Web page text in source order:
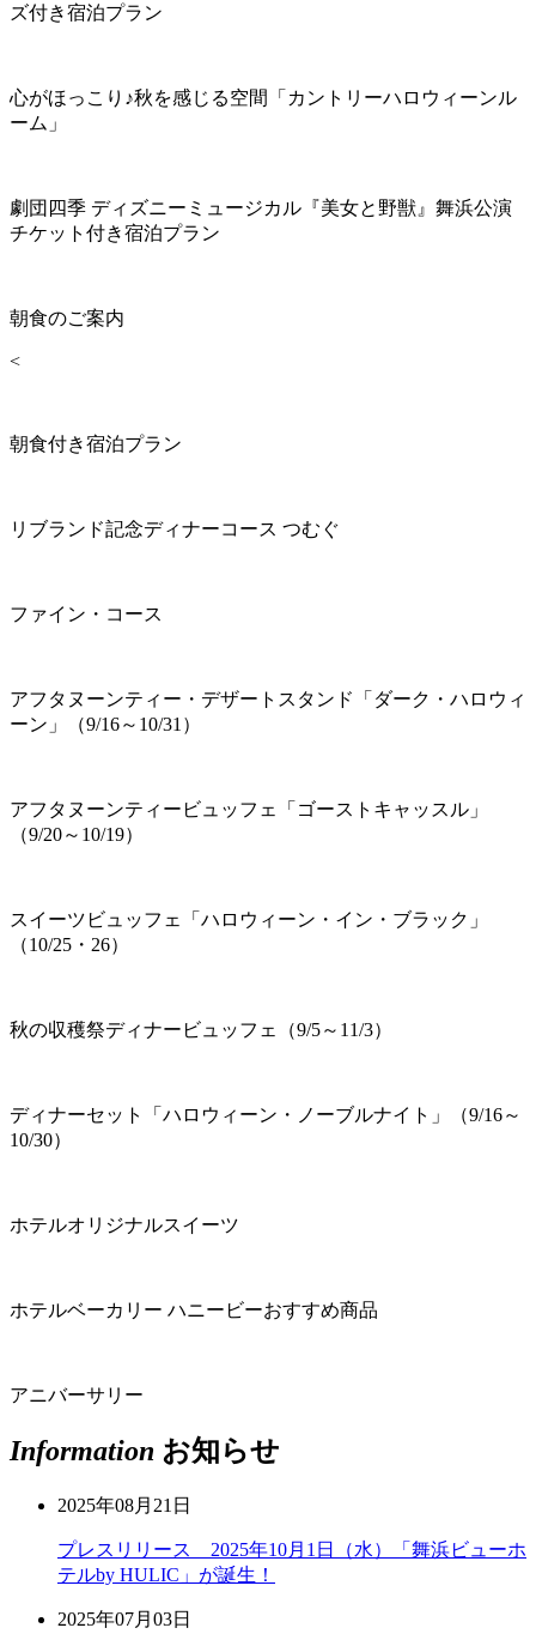
ズ付き宿泊プラン
心がほっこり♪秋を感じる空間「カントリーハロウィーンル
ーム」
劇団四季 ディズニーミュージカル『美女と野獣』舞浜公演
チケット付き宿泊プラン
朝食のご案内
<
朝食付き宿泊プラン
リブランド記念ディナーコース つむぐ
ファイン・コース
アフタヌーンティー・デザートスタンド「ダーク・ハロウィ
ーン」（9/16～10/31）
アフタヌーンティービュッフェ「ゴーストキャッスル」
（9/20～10/19）
スイーツビュッフェ「ハロウィーン・イン・ブラック」
（10/25・26）
秋の収穫祭ディナービュッフェ（9/5～11/3）
ディナーセット「ハロウィーン・ノーブルナイト」（9/16～
10/30）
ホテルオリジナルスイーツ
ホテルベーカリー ハニービーおすすめ商品
アニバーサリー
Information お知らせ
2025年08月21日
プレスリリース 2025年10月1日（水）「舞浜ビューホ
テルby HULIC」が誕生！
2025年07月03日